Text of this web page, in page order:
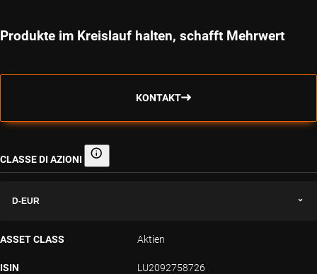
Produkte im Kreislauf halten, schafft Mehrwert
KONTAKT
CLASSE DI AZIONI Classe di azioni
D-EUR
ASSET CLASS Aktien
ISIN LU2092758726